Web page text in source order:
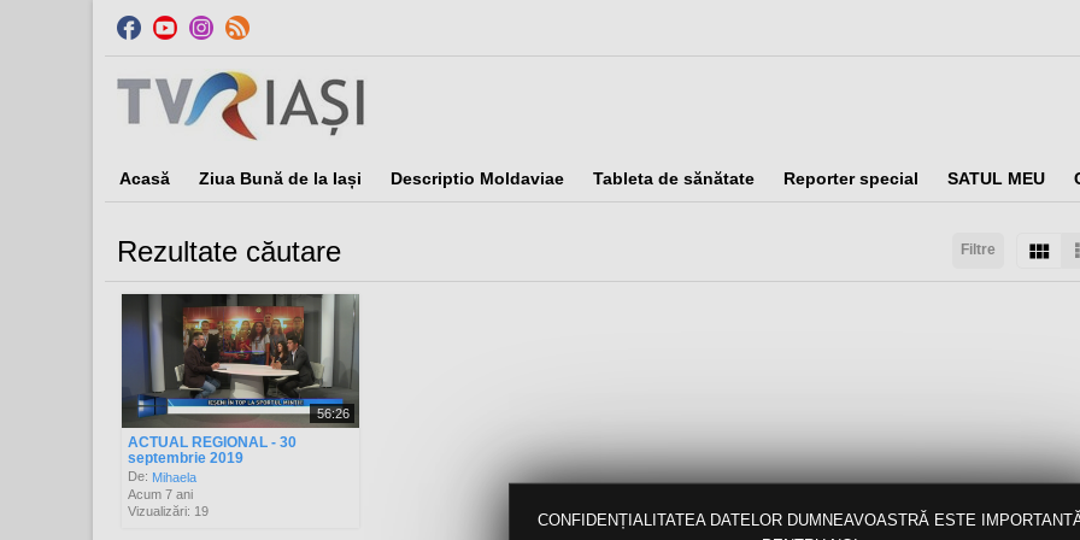
CONFIDENȚIALITATEA DATELOR DUMNEAVOASTRĂ ESTE
Acasă Ziua Bună de la Iași Descriptio Moldaviae Tableta de sănătate Reporter special SATUL MEU
Filtre
Rezultate căutare
56:26
ACTUAL REGIONAL - 30
septembrie 2019
De: Mihaela
Acum 7 ani
Vizualizări: 19